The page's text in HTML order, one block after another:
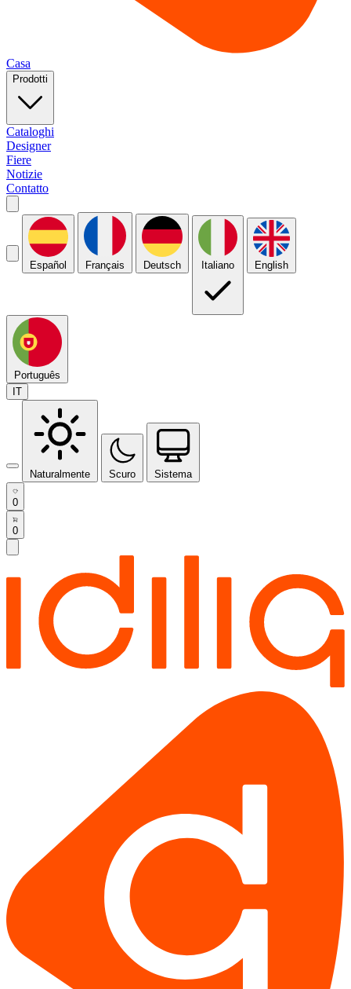
Casa
Prodotti
Cataloghi
Designer
Fiere
Notizie
Contatto
Español Français Deutsch Italiano English
Português
IT
Naturalmente Scuro Sistema
0
0